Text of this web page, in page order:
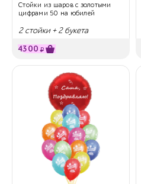
Стойки из шаров с золотыми
цифрами 50 на юбилей
2 стойки + 2 букета
4300 ₽